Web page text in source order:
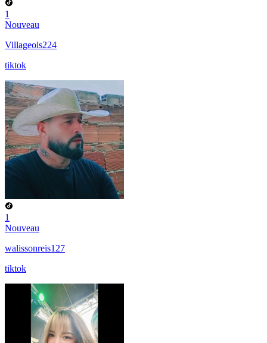
1
Nouveau
Villageois224
tiktok
1
Nouveau
walissonreis127
tiktok